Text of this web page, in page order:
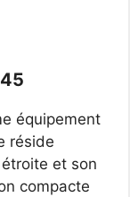
équipement
réside
et son
compacte